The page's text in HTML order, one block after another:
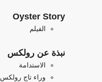
Oyster Story
الفيلم
نبذة عن رولكس
الاستدامة
وراء تاج رولكس